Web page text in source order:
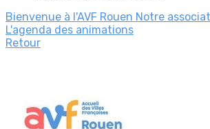
Bienvenue à l'AVF Rouen Notre
L'agenda des animations
Retour